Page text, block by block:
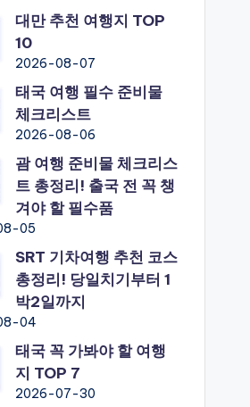
대만 추천 여행지 TOP
10
2026-08-07
태국 여행 필수 준비물
체크리스트
2026-08-06
괌 여행 준비물 체크리스
트 총정리! 출국 전 꼭 챙
겨야 할 필수품
05
SRT 기차여행 추천 코스
총정리! 당일치기부터 1
박2일까지
04
태국 꼭 가봐야 할 여행
지 TOP 7
2026-07-30